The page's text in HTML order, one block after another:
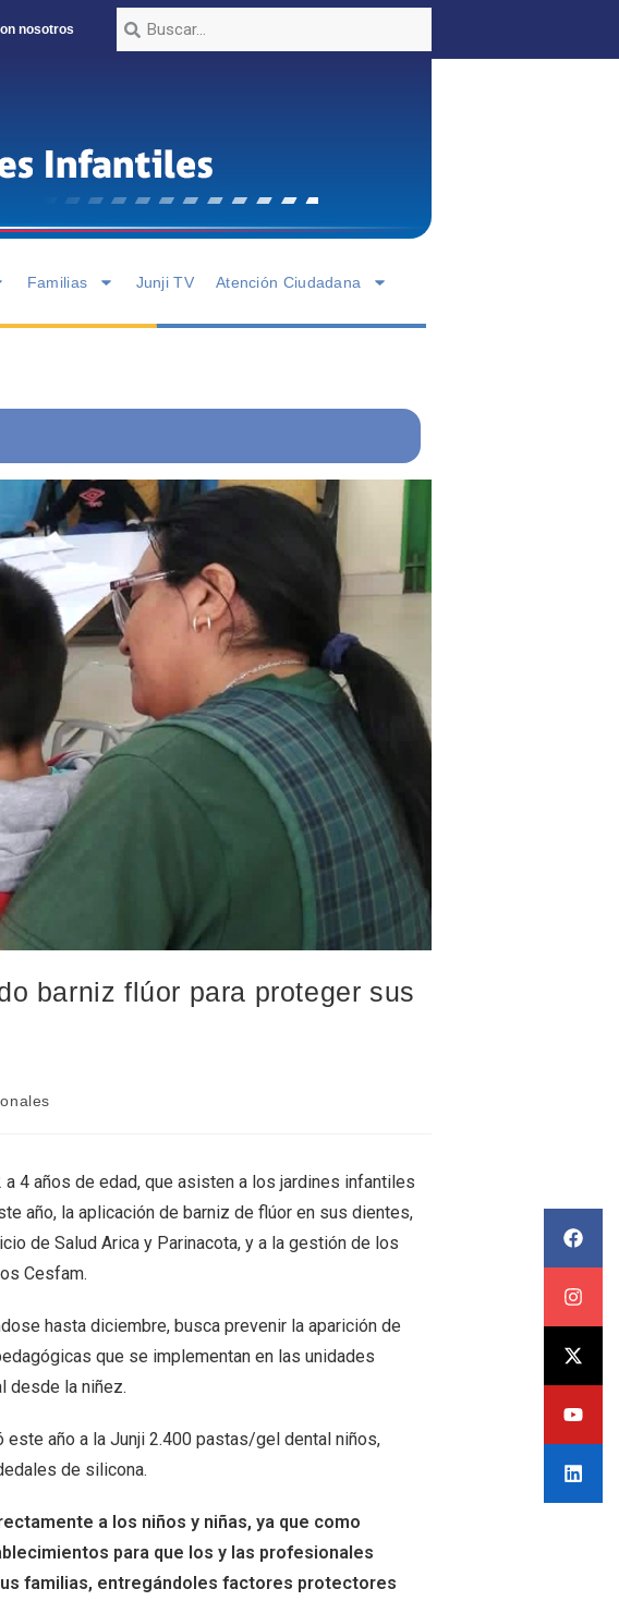
nosotros
Familias Junji TV Atención Ciudadana
barniz flúor para proteger sus
a 4 años de edad, que asisten a los jardines infantiles
año, la aplicación de barniz de flúor en sus dientes,
de Salud Arica y Parinacota, y a la gestión de los
Cesfam.
hasta diciembre, busca prevenir la aparición de
que se implementan en las unidades
desde la niñez.
este año a la Junji 2.400 pastas/gel dental niños,
de silicona.
a los niños y niñas, ya que como
para que los y las profesionales
familias, entregándoles factores protectores